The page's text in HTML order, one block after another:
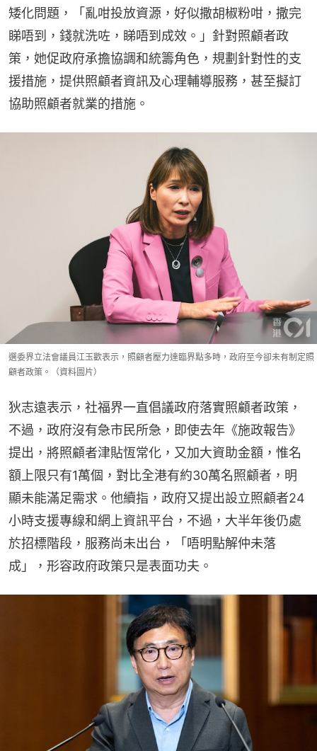
矮化問題，「亂咁投放資源，好似撒胡椒粉咁，撒完
睇唔到，錢就洗咗，睇唔到成效。」針對照顧者政
策，她促政府承擔協調和統籌角色，規劃針對性的支
援措施，提供照顧者資訊及心理輔導服務，甚至擬訂
協助照顧者就業的措施。
選委界立法會議員江玉歡表示，照顧者壓力達臨界點多時，政府至今卻未有制定照
顧者政策。（資料圖片）
狄志遠表示，社福界一直倡議政府落實照顧者政策，
不過，政府沒有急市民所急，即使去年《施政報告》
提出，將照顧者津貼恆常化，又加大資助金額，惟名
額上限只有1萬個，對比全港有約30萬名照顧者，明
顯未能滿足需求。他續指，政府又提出設立照顧者24
小時支援專線和網上資訊平台，不過，大半年後仍處
於招標階段，服務尚未出台，「唔明點解仲未落
成」，形容政府政策只是表面功夫。